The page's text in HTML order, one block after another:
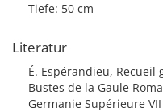
Tiefe: 50 cm
Literatur
É. Espérandieu, Recueil
Bustes de la Gaule
Germanie Supérieure